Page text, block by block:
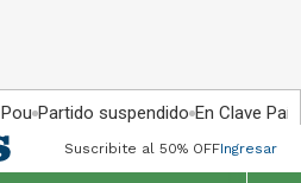
Partido suspendido En Clave País
Suscribite al 50% OFFIngresar